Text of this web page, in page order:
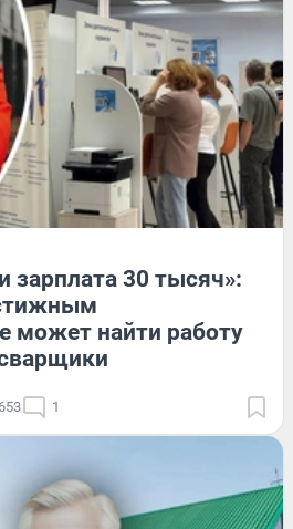
зарплата 30 тысяч»:
может найти работу
1